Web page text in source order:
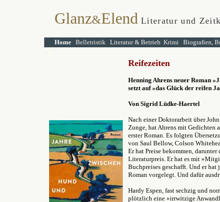
Glanz&Elend Literatur und
Home Belletristik Literatur & Betrieb Krimi Biografien,
Reifezeiten
Henning Ahrens neuer Roman
setzt auf »das Glück der reifen
Von Sigrid Lüdke-Haertel
Nach einer Doktorarbeit über
Zunge, hat Ahrens mit Gedichten
erster Roman. Es folgten
von Saul Bellow, Colson
Er hat Preise bekommen,
Literaturpreis. Er hat es mit
Buchpreises geschafft. Und er
Roman vorgelegt. Und dafür
Hardy Espen, fast sechzig und
plötzlich eine »irrwitzige